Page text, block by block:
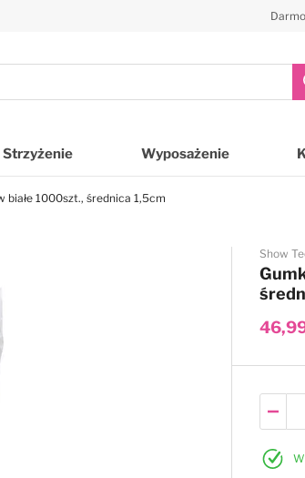
Strzyżenie Wyposażenie
białe 1000szt., średnica 1,5cm
Show